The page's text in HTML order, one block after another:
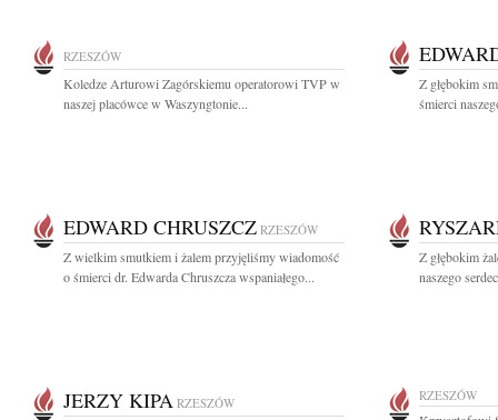
RZESZÓW
Koledze Arturowi Zagórskiemu operatorowi TVP w
naszej placówce w Waszyngtonie...
Z głębokim
śmierci
EDWARD CHRUSZCZ RZESZÓW
Z wielkim smutkiem i żalem przyjęliśmy wiadomość
o śmierci dr. Edwarda Chruszcza wspaniałego...
Z głębokim
naszego
JERZY KIPA RZESZÓW RZESZÓW